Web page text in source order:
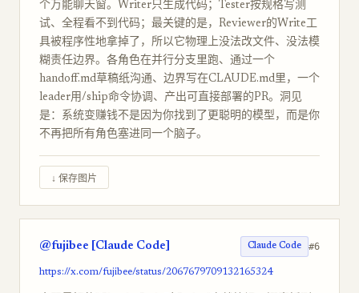
个万能聊天窗。Writer只生成代码；Tester按规格写测
试、全程看不到代码；最关键的是，Reviewer的Write工
具被程序性地拿掉了，所以它物理上没法改文件、没法模
糊责任边界。各角色在并行分支里跑、通过一个
handoff.md草稿纸沟通、边界写在CLAUDE.md里，一个
leader用/ship命令协调、产出可直接部署的PR。洞见
是：系统变赚钱不是因为你找到了更聪明的模型，而是你
不再把所有角色塞进同一个脑子。
↓ 保存图片
@fujibee [Claude Code] Claude Code #6
https://x.com/fujibee/status/2067679709132165324